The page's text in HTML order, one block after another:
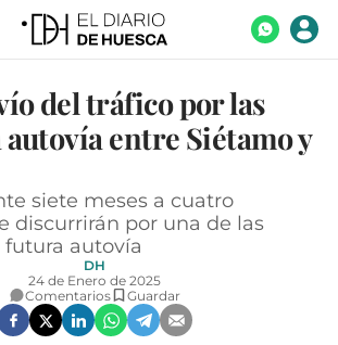
del tráfico por las
autovía entre Siétamo y
siete meses a cuatro
discurrirán por una de las
futura autovía
DH
24 de Enero de 2025
Comentarios
Guardar